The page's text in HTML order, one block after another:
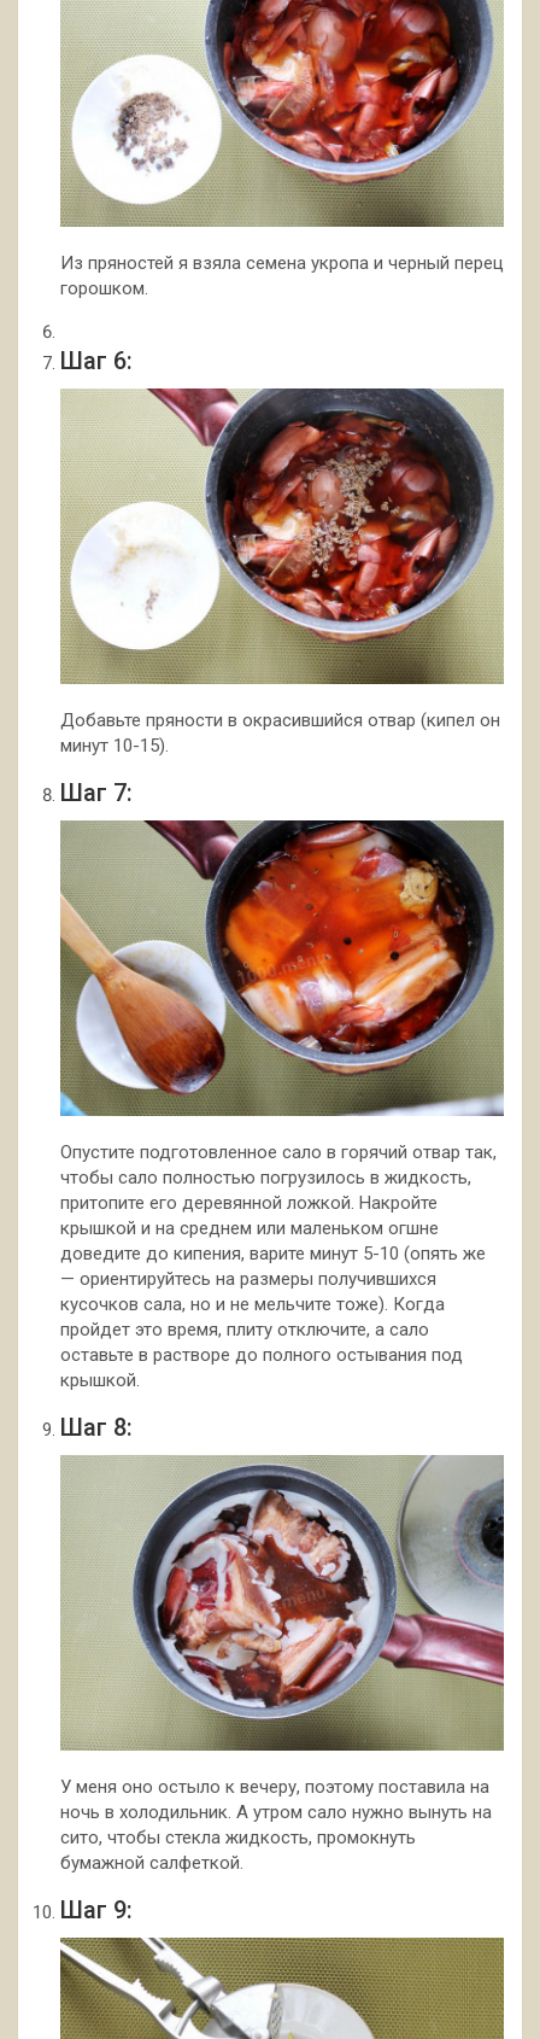
Из пряностей я взяла семена укропа и черный перец
горошком.
Шаг 6:
Добавьте пряности в окрасившийся отвар (кипел он
минут 10-15).
Шаг 7:
Опустите подготовленное сало в горячий отвар так,
чтобы сало полностью погрузилось в жидкость,
притопите его деревянной ложкой. Накройте
крышкой и на среднем или маленьком огшне
доведите до кипения, варите минут 5-10 (опять же
— ориентируйтесь на размеры получившихся
кусочков сала, но и не мельчите тоже). Когда
пройдет это время, плиту отключите, а сало
оставьте в растворе до полного остывания под
крышкой.
Шаг 8:
У меня оно остыло к вечеру, поэтому поставила на
ночь в холодильник. А утром сало нужно вынуть на
сито, чтобы стекла жидкость, промокнуть
бумажной салфеткой.
Шаг 9: